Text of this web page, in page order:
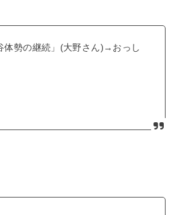
体勢の継続」(大野さん)→おっし